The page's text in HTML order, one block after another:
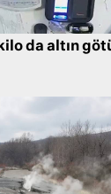
da altın